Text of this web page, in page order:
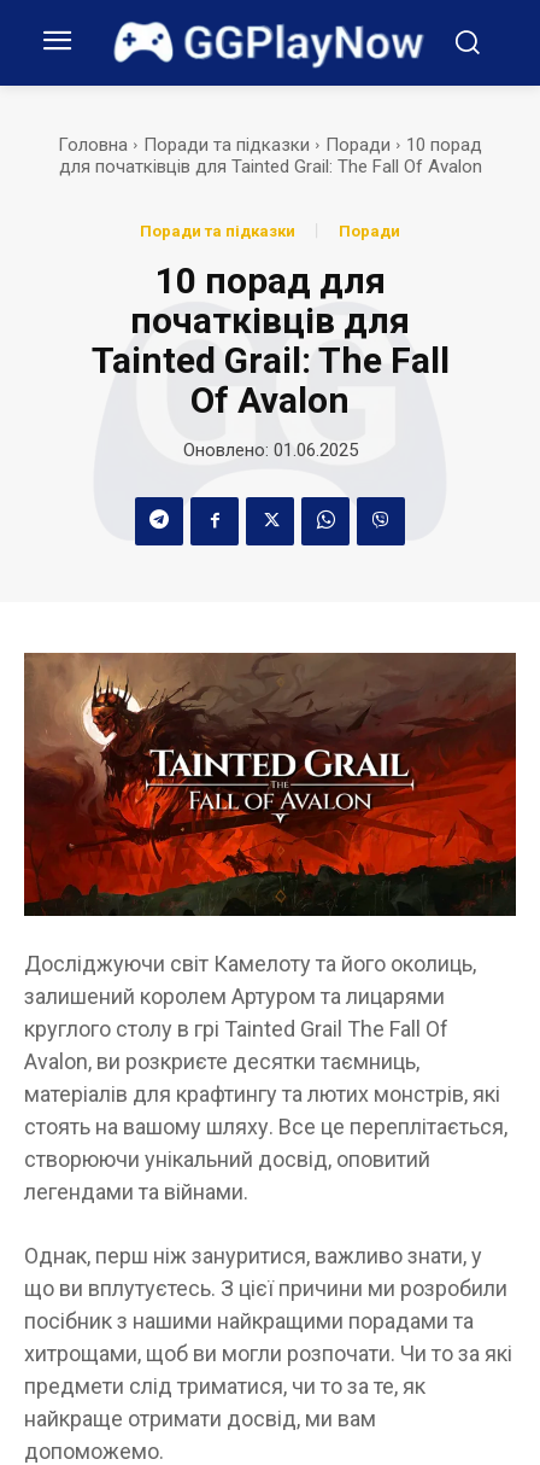
Головна Поради та підказки Поради
10 порад
для початківців для Tainted Grail: The Fall Of Avalon
Поради та підказки Поради
10 порад для
початківців для
Tainted Grail: The Fall
Of Avalon
Оновлено: 01.06.2025
Досліджуючи світ Камелоту та його околиць,
залишений королем Артуром та лицарями
круглого столу в грі Tainted Grail The Fall Of
Avalon, ви розкриєте десятки таємниць,
матеріалів для крафтингу та лютих монстрів, які
стоять на вашому шляху. Все це переплітається,
створюючи унікальний досвід, оповитий
легендами та війнами.
Однак, перш ніж зануритися, важливо знати, у
що ви вплутуєтесь. З цієї причини ми розробили
посібник з нашими найкращими порадами та
хитрощами, щоб ви могли розпочати. ​​Чи то за які
предмети слід триматися, чи то за те, як
найкраще отримати досвід, ми вам
допоможемо.